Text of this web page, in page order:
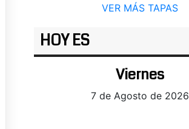
VER MÁS TAPAS
HOY ES
Viernes
7 de Agosto de 2026